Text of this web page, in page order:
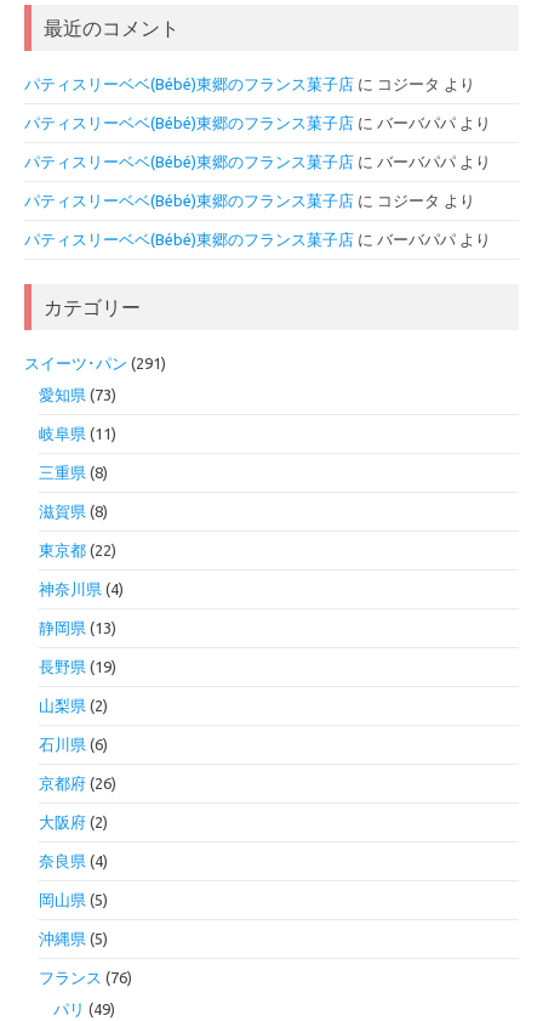
最近のコメント
パティスリーベベ(Bébé)東郷のフランス菓子店 に コジータ より
パティスリーベベ(Bébé)東郷のフランス菓子店 に バーバパパ より
パティスリーベベ(Bébé)東郷のフランス菓子店 に バーバパパ より
パティスリーベベ(Bébé)東郷のフランス菓子店 に コジータ より
パティスリーベベ(Bébé)東郷のフランス菓子店 に バーバパパ より
カテゴリー
スイーツ･パン (291)
愛知県 (73)
岐阜県 (11)
三重県 (8)
滋賀県 (8)
東京都 (22)
神奈川県 (4)
静岡県 (13)
長野県 (19)
山梨県 (2)
石川県 (6)
京都府 (26)
大阪府 (2)
奈良県 (4)
岡山県 (5)
沖縄県 (5)
フランス (76)
パリ (49)